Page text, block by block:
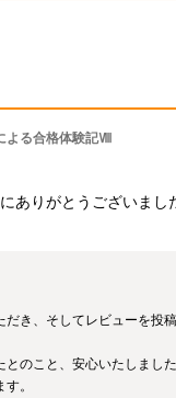
よる合格体験記Ⅷ
ありがとうございまし
だき、そしてレビューを投
とのこと、安心いたしまし
。